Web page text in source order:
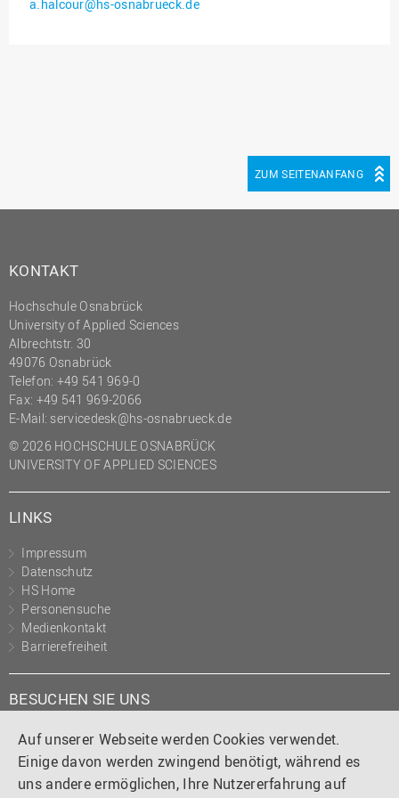
Auf unserer Webseite werden Cookies verwendet.
Einige davon werden zwingend benötigt, während es
uns andere ermöglichen, Ihre Nutzererfahrung auf
Personalrat
Präsidialbüro
Professional School
Projekte des Präsidiums
Projektmanagement Office
(PMO)
Prozessmanagement
Recht
Studium und Lehre
Transfer- und
Innovationsmanagement
a.halcour@hs-osnabrueck.de
ZUM SEITENANFANG
KONTAKT
Hochschule Osnabrück
University of Applied Sciences
Albrechtstr. 30
49076 Osnabrück
Telefon: +49 541 969-0
Fax: +49 541 969-2066
E-Mail: servicedesk@hs-osnabrueck.de
© 2026 HOCHSCHULE OSNABRÜCK
UNIVERSITY OF APPLIED SCIENCES
LINKS
Impressum
Datenschutz
HS Home
Personensuche
Medienkontakt
Barrierefreiheit
BESUCHEN SIE UNS
Instagram
TiktokLinkedIn
YouTube
Facebook